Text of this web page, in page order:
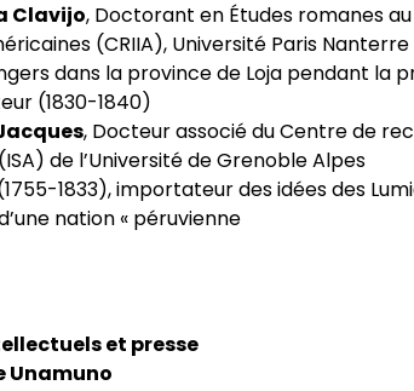
Clavijo, Doctorant en Études romanes
(CRIIA), Université Paris Nanterre
dans la province de Loja pendant la
(1830-1840)
, Docteur associé du Centre de
de l’Université de Grenoble Alpes
1833), importateur des idées des
nation « péruvienne
et presse
Unamuno